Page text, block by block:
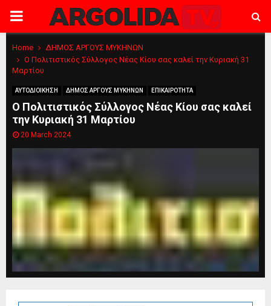
PRIMARY
MENU
Home
ΔΗΜΟΣ ΑΡΓΟΥΣ ΜΥΚΗΝΩΝ
Ο Πολιτιστικός Σύλλογος Νέας Κίου σας καλεί την Κυριακή 31
Μαρτίου
ΑΥΤΟΔΙΟΙΚΗΣΗ ΔΗΜΟΣ ΑΡΓΟΥΣ ΜΥΚΗΝΩΝ ΕΠΙΚΑΙΡΟΤΗΤΑ
Ο Πολιτιστικός Σύλλογος Νέας Κίου σας καλεί
την Κυριακή 31 Μαρτίου
20 March 2024